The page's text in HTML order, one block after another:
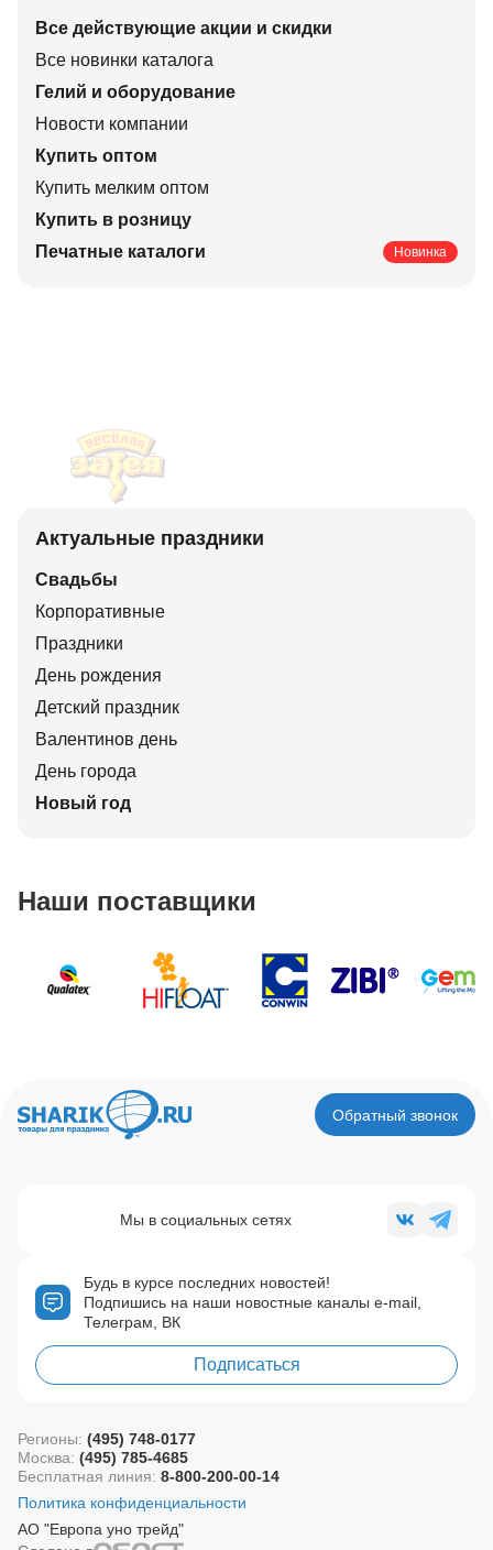
Все действующие акции и скидки
Все новинки каталога
Гелий и оборудование
Новости компании
Купить оптом
Купить мелким оптом
Купить в розницу
Печатные каталоги
Новинка
Актуальные праздники
Свадьбы
Корпоративные
Праздники
День рождения
Детский праздник
Валентинов день
День города
Новый год
Наши поставщики
Обратный звонок
Будь в курсе последних новостей!
Подпишись на наши новостные каналы e-mail,
Телеграм, ВК
Подписаться
Мы в социальных сетях
АО "Европа уно трейд"
Регионы: (495) 748-0177
Москва: (495) 785-4685
Бесплатная линия: 8-800-200-00-14
Политика конфиденциальности